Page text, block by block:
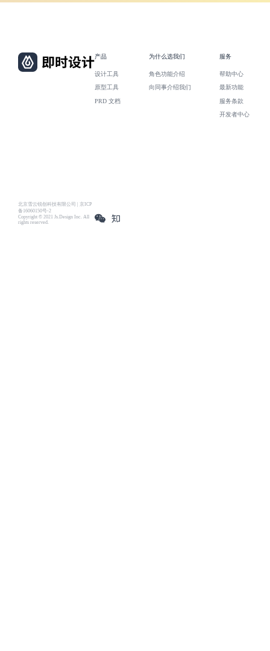
北京雪云锐创科技有限公司 | 京ICP
备16060150号-2
Copyright © 2021 Js.Design Inc. All
rights reserved.
产品
设计工具
原型工具
PRD 文档
为什么选我们
角色功能介绍
向同事介绍我们
服务
帮助中心
最新功能
服务条款
开发者中心